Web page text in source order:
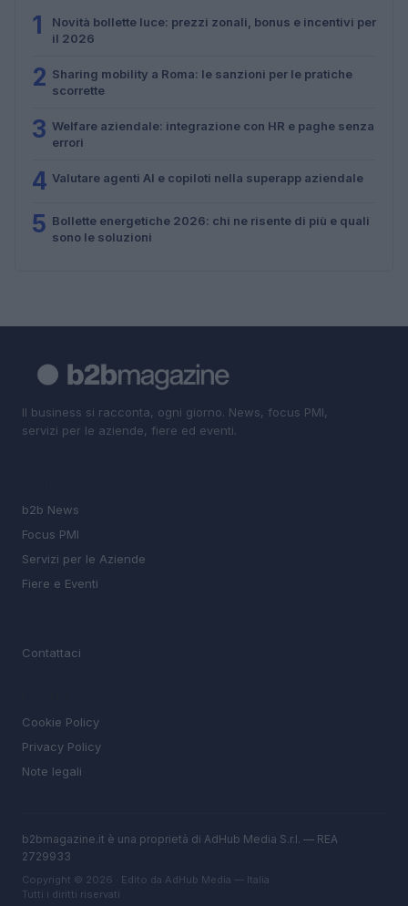
1
Novità bollette luce: prezzi zonali, bonus e incentivi per
il 2026
2 Sharing mobility a Roma: le sanzioni per le pratiche
scorrette
3 Welfare aziendale: integrazione con HR e paghe senza
errori
4 Valutare agenti AI e copiloti nella superapp aziendale
5 Bollette energetiche 2026: chi ne risente di più e quali
sono le soluzioni
Il business si racconta, ogni giorno. News, focus PMI,
servizi per le aziende, fiere ed eventi.
b2b News
Focus PMI
Servizi per le Aziende
Fiere e Eventi
Contattaci
Cookie Policy
Privacy Policy
Note legali
b2bmagazine.it è una proprietà di AdHub Media S.r.l. — REA
2729933
Copyright © 2026 · Edito da AdHub Media — Italia
Tutti i diritti riservati